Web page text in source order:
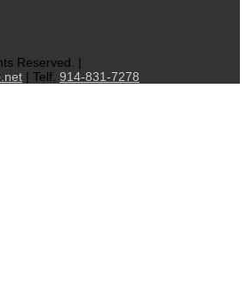
Reserved. |
| Telf. 914-831-7278